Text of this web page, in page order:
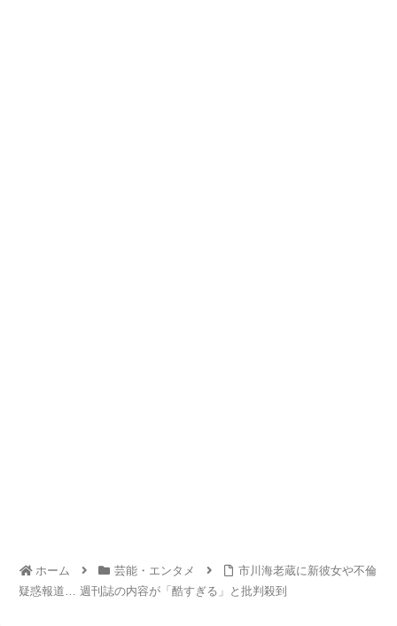
ホーム 芸能・エンタメ
市川海老蔵に新彼女や不倫
疑惑報道… 週刊誌の内容が「酷すぎる」と批判殺到